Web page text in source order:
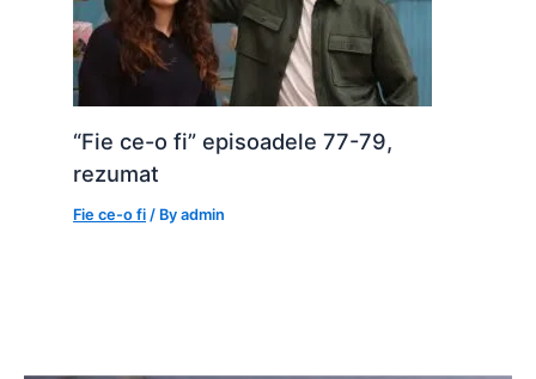
“Fie ce-o fi” episoadele 77-79,
rezumat
Fie ce-o fi / Byadmin